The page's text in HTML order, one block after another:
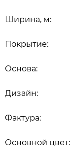
Ширина, м:
Основной цвет:
Дизайн:
Основа:
Покрытие:
Фактура: